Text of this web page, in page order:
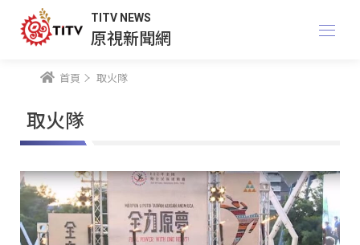
TITV NEWS
原視新聞網
首頁 取火隊
取火隊